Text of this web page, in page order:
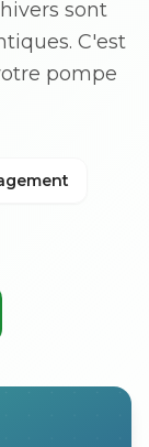
sont
C'est
pompe